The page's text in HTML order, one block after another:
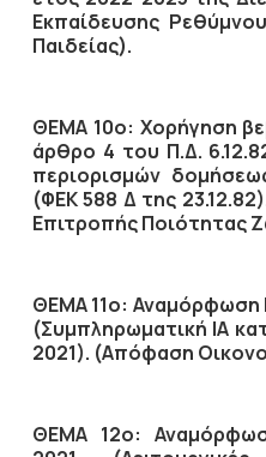
Εκπαίδευσης
Παιδείας).
ΘΕΜΑ 10ο: Χορήγηση
άρθρο 4 του Π.Δ.
περιορισμών
(ΦΕΚ 588 Δ της
Επιτροπής Ποιότητας
ΘΕΜΑ 11ο: Αναμόρφωση
(Συμπληρωματική ΙΑ
2021). (Απόφαση
ΘΕΜΑ 12ο: